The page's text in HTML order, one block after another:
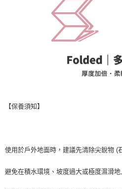
【保養須知】
使用於戶外地面時，建議先清除尖銳物 (
避免在積水環境、坡度過大或極度濕滑地